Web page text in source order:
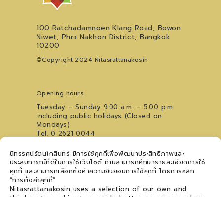
นิทรรศน์รัตนโกสินทร์ มีการใช้คุกกี้เพื่อพัฒนาประสิทธิภาพและ
ประสบการณ์ที่ดีในการใช้เว็บไซต์ ท่านสามารถศึกษารายละเอียดการใช้
คุกกี้ และสามารถเลือกตั้งค่าความยินยอมการใช้คุกกี้ โดยการคลิก
“การตั้งค่าคุกกี้”
Nitasrattanakosin uses a selection of our own and
100 Ratchadamnoen Klang Road, Bowon
Niwet, Phra Nakhon District, Bangkok
10200
©Copyright 2024 Nitasrattanakosin
Opening hours
Tuesday – Sunday 9.00 a.m. – 5.00 p.m.
including public holidays (Closed on
Mondays)
Tel. 0 2621 0044
For inquiries regarding the Youth Art
Performance Stage, please contact09
5476 5868
Follow us